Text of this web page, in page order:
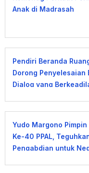
Anak di Madrasah
Pendiri Beranda
Dorong Penyelesaian
Dialog yang
Yudo Margono Pimpin
Ke-40 PPAL,
Pengabdian untuk